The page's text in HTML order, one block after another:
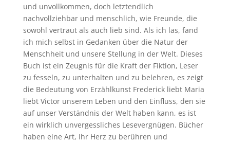
und unvollkommen, doch letztendlich
nachvollziehbar und menschlich, wie Freunde, die
sowohl vertraut als auch lieb sind. Als ich las, fand
ich mich selbst in Gedanken über die Natur der
Menschheit und unsere Stellung in der Welt. Dieses
Buch ist ein Zeugnis für die Kraft der Fiktion, Leser
zu fesseln, zu unterhalten und zu belehren, es zeigt
die Bedeutung von Erzählkunst Frederick liebt Maria
liebt Victor unserem Leben und den Einfluss, den sie
auf unser Verständnis der Welt haben kann, es ist
ein wirklich unvergessliches Lesevergnügen. Bücher
haben eine Art, Ihr Herz zu berühren und